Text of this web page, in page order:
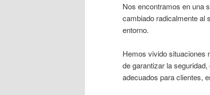
Nos encontramos en una
cambiado radicalmente al
entorno.
Hemos vivido situaciones
de garantizar la
adecuados para clientes,